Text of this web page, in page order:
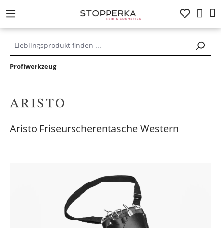
springen
Profiwerkzeug
Aristo Friseurscherentasche Western